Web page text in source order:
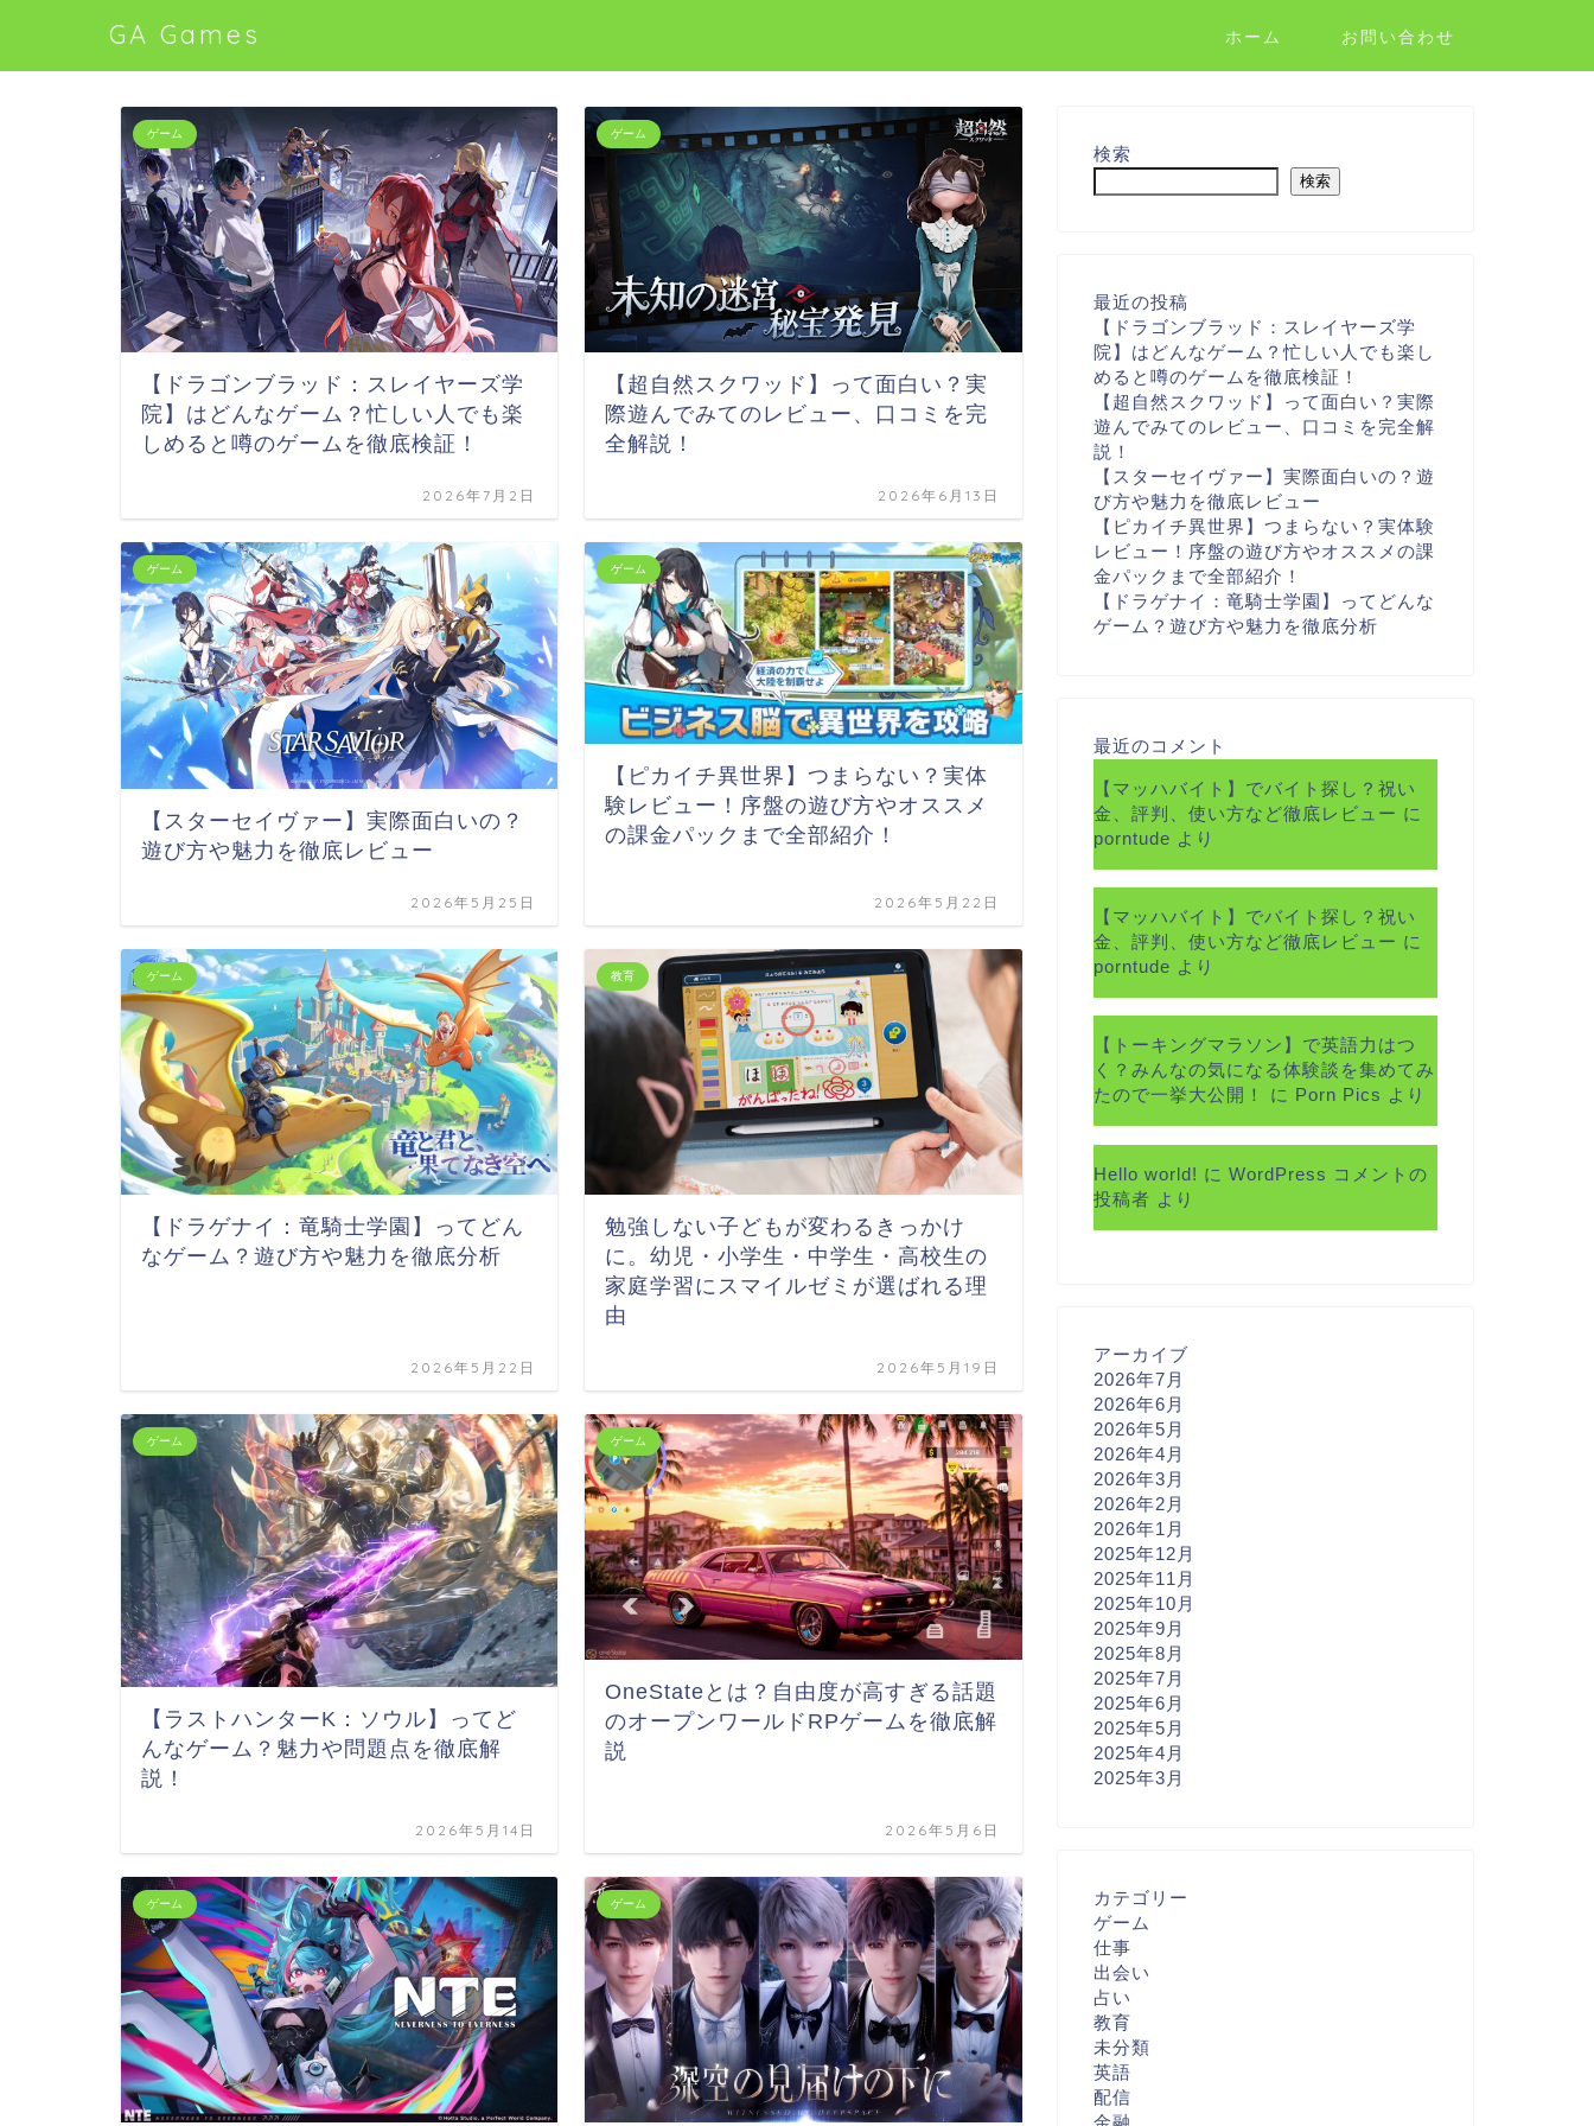
GA Games ホーム お問い合わせ
ゲーム
【ドラゴンブラッド：スレイヤーズ学
院】はどんなゲーム？忙しい人でも楽
しめると噂のゲームを徹底検証！
2026年7月2日
ゲーム
【超自然スクワッド】って面白い？実
際遊んでみてのレビュー、口コミを完
全解説！
2026年6月13日
ゲーム
【スターセイヴァー】実際面白いの？
遊び方や魅力を徹底レビュー
2026年5月25日
ゲーム
【ピカイチ異世界】つまらない？実体
験レビュー！序盤の遊び方やオススメ
の課金パックまで全部紹介！
2026年5月22日
ゲーム
【ドラゲナイ：竜騎士学園】ってどん
なゲーム？遊び方や魅力を徹底分析
2026年5月22日
教育
勉強しない子どもが変わるきっかけ
に。幼児・小学生・中学生・高校生の
家庭学習にスマイルゼミが選ばれる理
由
2026年5月19日
ゲーム
【ラストハンターK：ソウル】ってど
んなゲーム？魅力や問題点を徹底解
説！
2026年5月14日
ゲーム
OneStateとは？自由度が高すぎる話題
のオープンワールドRPゲームを徹底解
説
2026年5月6日
ゲーム ゲーム
検索
検索
最近の投稿
【ドラゴンブラッド：スレイヤーズ学
院】はどんなゲーム？忙しい人でも楽し
めると噂のゲームを徹底検証！
【超自然スクワッド】って面白い？実際
遊んでみてのレビュー、口コミを完全解
説！
【スターセイヴァー】実際面白いの？遊
び方や魅力を徹底レビュー
【ピカイチ異世界】つまらない？実体験
レビュー！序盤の遊び方やオススメの課
金パックまで全部紹介！
【ドラゲナイ：竜騎士学園】ってどんな
ゲーム？遊び方や魅力を徹底分析
最近のコメント
【マッハバイト】でバイト探し？祝い
金、評判、使い方など徹底レビュー に
porntude より
【マッハバイト】でバイト探し？祝い
金、評判、使い方など徹底レビュー に
porntude より
【トーキングマラソン】で英語力はつ
く？みんなの気になる体験談を集めてみ
たので一挙大公開！
に Porn Pics より
Hello world! に WordPress コメントの
投稿者 より
アーカイブ
2026年7月
2026年6月
2026年5月
2026年4月
2026年3月
2026年2月
2026年1月
2025年12月
2025年11月
2025年10月
2025年9月
2025年8月
2025年7月
2025年6月
2025年5月
2025年4月
2025年3月
カテゴリー
ゲーム
仕事
出会い
占い
教育
未分類
英語
配信
金融